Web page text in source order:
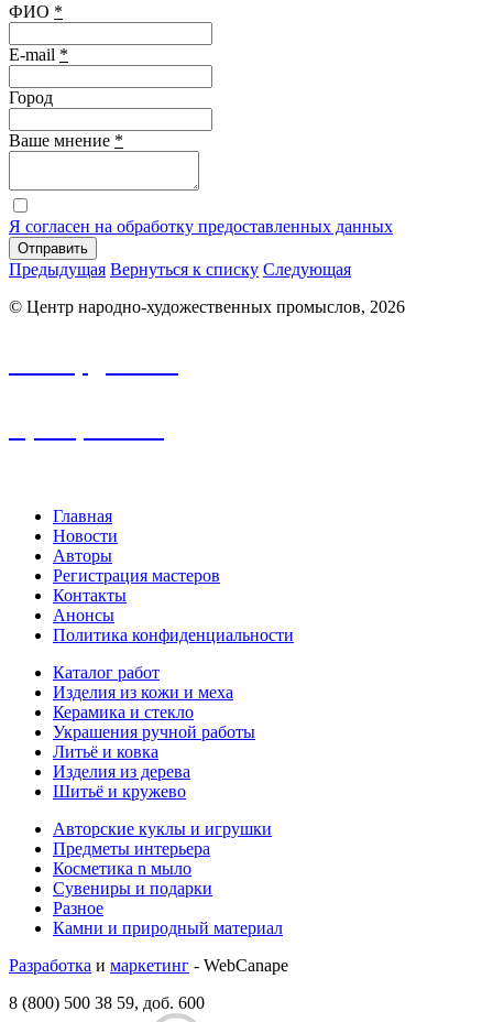
ФИО *
E-mail *
Город
Ваше мнение *
Я согласен на обработку предоставленных данных
Отправить
Предыдущая Вернуться к списку Следующая
© Центр народно-художественных промыслов, 2026
Главная
Новости
Авторы
Регистрация мастеров
Контакты
Анонсы
Политика конфиденциальности
Каталог работ
Изделия из кожи и меха
Керамика и стекло
Украшения ручной работы
Литьё и ковка
Изделия из дерева
Шитьё и кружево
Авторские куклы и игрушки
Предметы интерьера
Косметика n мыло
Сувениры и подарки
Разное
Камни и природный материал
Разработка и маркетинг - WebCanape
8 (800) 500 38 59, доб. 600